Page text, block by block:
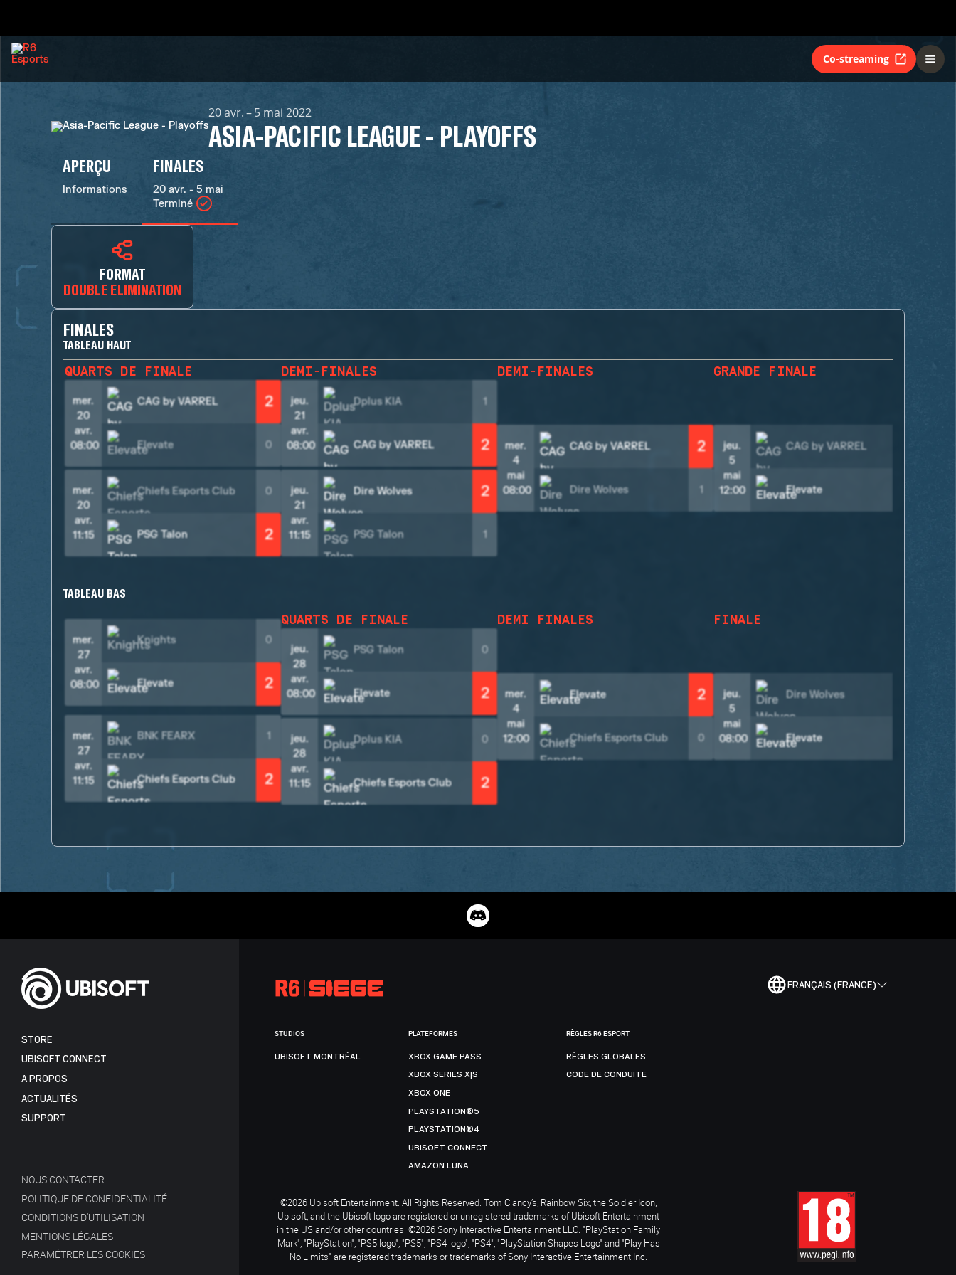
Co-streaming
20 avr. – 5 mai 2022
ASIA-PACIFIC LEAGUE - PLAYOFFS
APERÇU
Informations
FINALES
20 avr. - 5 mai
Terminé
FORMAT
DOUBLE ELIMINATION
FINALES
TABLEAU HAUT
QUARTS DE FINALE
mer.
20
avr.
08:00
CAG by VARREL 2
Elevate 0
mer.
20
avr.
11:15
Chiefs Esports Club 0
PSG Talon 2
DEMI-FINALES
jeu.
21
avr.
08:00
Dplus KIA 1
CAG by VARREL 2
jeu.
21
avr.
11:15
Dire Wolves 2
PSG Talon 1
DEMI-FINALES
mer.
4
mai
08:00
CAG by VARREL 2
Dire Wolves 1
GRANDE FINALE
jeu.
5
mai
12:00
CAG by VARREL
Elevate
TABLEAU BAS
mer.
27
avr.
08:00
Knights 0
Elevate 2
mer.
27
avr.
11:15
BNK FEARX 1
Chiefs Esports Club 2
QUARTS DE FINALE
jeu.
28
avr.
08:00
PSG Talon 0
Elevate 2
jeu.
28
avr.
11:15
Dplus KIA 0
Chiefs Esports Club 2
DEMI-FINALES
mer.
4
mai
12:00
Elevate 2
Chiefs Esports Club 0
FINALE
jeu.
5
mai
08:00
Dire Wolves
Elevate
FRANÇAIS (FRANCE)
STORE
UBISOFT CONNECT
A PROPOS
ACTUALITÉS
SUPPORT
NOUS CONTACTER
POLITIQUE DE CONFIDENTIALITÉ
CONDITIONS D'UTILISATION
MENTIONS LÉGALES
PARAMÉTRER LES COOKIES
STUDIOS
UBISOFT MONTRÉAL
PLATEFORMES
XBOX GAME PASS
XBOX SERIES X|S
XBOX ONE
PLAYSTATION®5
PLAYSTATION®4
UBISOFT CONNECT
AMAZON LUNA
RÈGLES R6 ESPORT
RÈGLES GLOBALES
CODE DE CONDUITE
©2026 Ubisoft Entertainment. All Rights Reserved. Tom Clancy’s, Rainbow Six, the Soldier Icon,
Ubisoft, and the Ubisoft logo are registered or unregistered trademarks of Ubisoft Entertainment
in the US and/or other countries. ©2026 Sony Interactive Entertainment LLC. "PlayStation Family
Mark", "PlayStation", "PS5 logo", "PS5", "PS4 logo", "PS4", "PlayStation Shapes Logo" and "Play Has
No Limits" are registered trademarks or trademarks of Sony Interactive Entertainment Inc.